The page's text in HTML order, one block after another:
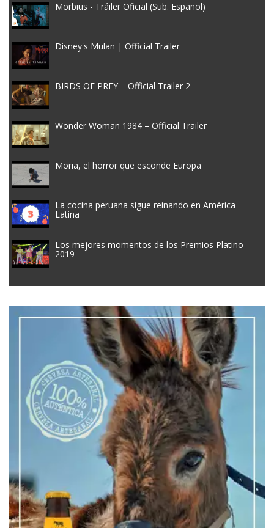
Morbius - Tráiler Oficial (Sub. Español)
Disney's Mulan | Official Trailer
BIRDS OF PREY – Official Trailer 2
Wonder Woman 1984 – Official Trailer
Moria, el horror que esconde Europa
La cocina peruana sigue reinando en América
Latina
Los mejores momentos de los Premios Platino
2019